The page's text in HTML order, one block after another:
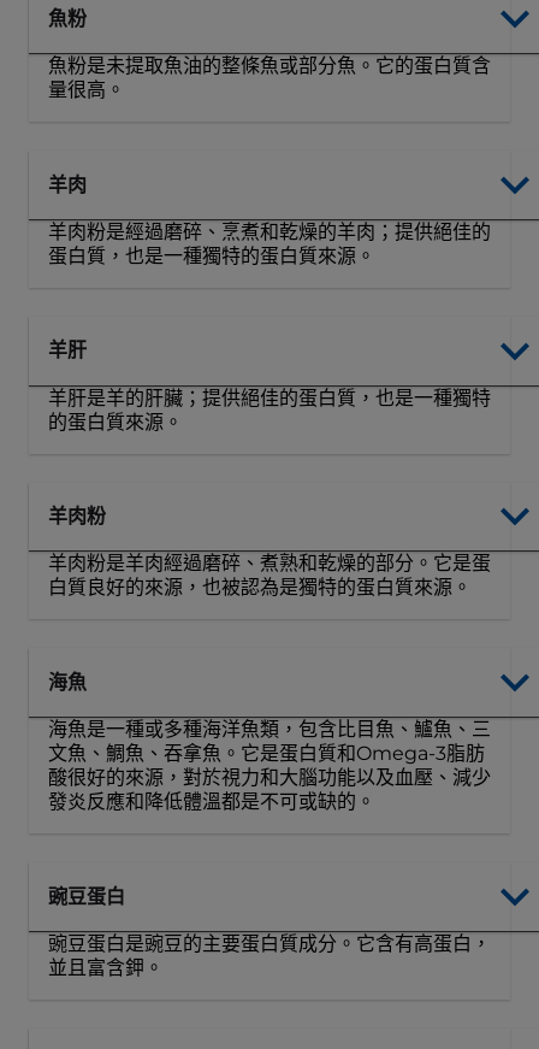
魚粉
魚粉是未提取魚油的整條魚或部分魚。它的蛋白質含​​
量很高。
羊肉
羊肉粉是經過磨碎、烹煮和乾燥的羊肉；提供絕佳的
蛋白質，也是一種獨特的蛋白質來源。
羊肝
羊肝是羊的肝臟；提供絕佳的蛋白質，也是一種獨特
的蛋白質來源。
羊肉粉
羊肉粉是羊肉經過磨碎、煮熟和乾燥的部分。它是蛋
白質良好的來源，也被認為是獨特的蛋白質來源。
海魚
海魚是一種或多種海洋魚類，包含比目魚、鱸魚、三
文魚、鯛魚、吞拿魚。它是蛋白質和Omega-3脂肪
酸很好的來源，對於視力和大腦功能以及血壓、減少
發炎反應和降低體溫都是不可或缺的。
豌豆蛋白
豌豆蛋白是豌豆的主要蛋白質成分。它含有高蛋白，
並且富含鉀。